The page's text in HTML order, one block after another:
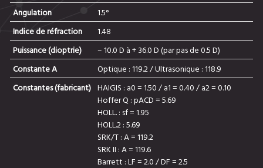
Angulation
1.5°
Indice de réfraction
1.48
Puissance (dioptrie)
– 10.0 D à + 36.0 D (par pas de 0.5 D)
Constante A
Optique : 119.2 / Ultrasonique : 118.9
Constantes (fabricant) HAIGIS : a0 = 1.50 / a1 = 0.40 / a2 = 0.10
Hoffer Q : pACD = 5.69
HOLL. : sf = 1.95
HOLL.2 : 5.69
SRK/T : A = 119.2
SRK II : A = 119.6
Barrett : LF = 2.0 / DF = 2.5